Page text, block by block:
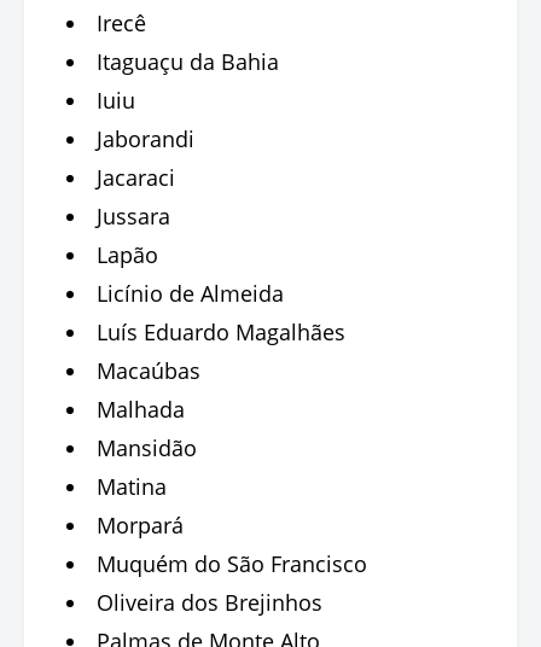
Irecê
Itaguaçu da Bahia
Iuiu
Jaborandi
Jacaraci
Jussara
Lapão
Licínio de Almeida
Luís Eduardo Magalhães
Macaúbas
Malhada
Mansidão
Matina
Morpará
Muquém do São Francisco
Oliveira dos Brejinhos
Palmas de Monte Alto